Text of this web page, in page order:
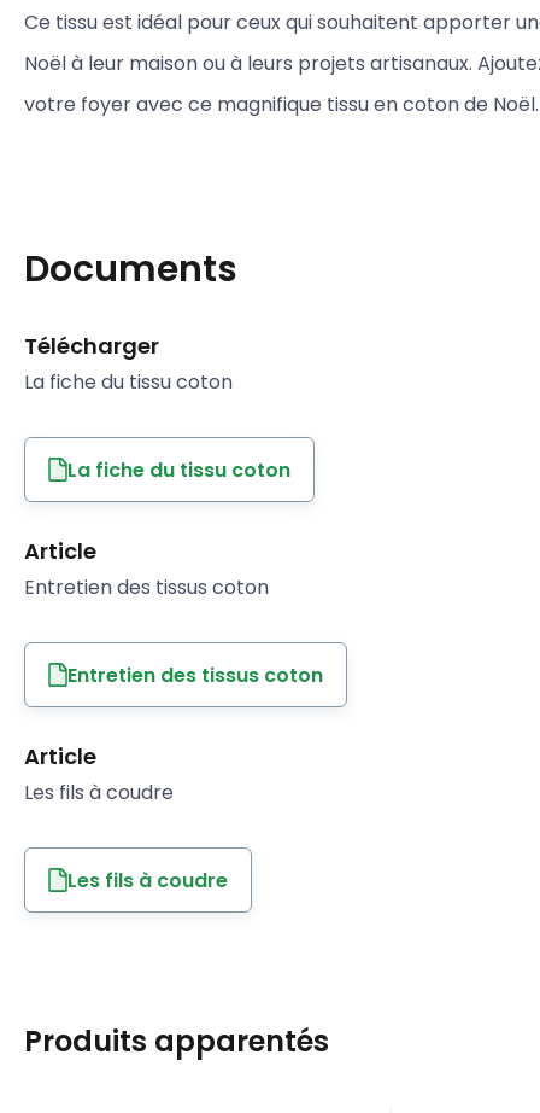
Ce tissu est idéal pour ceux qui souhaitent apporter
Noël à leur maison ou à leurs projets artisanaux.
votre foyer avec ce magnifique tissu en coton de Noël.
Documents
Télécharger
La fiche du tissu coton
La fiche du tissu coton
Article
Entretien des tissus coton
Entretien des tissus coton
Article
Les fils à coudre
Les fils à coudre
Produits apparentés